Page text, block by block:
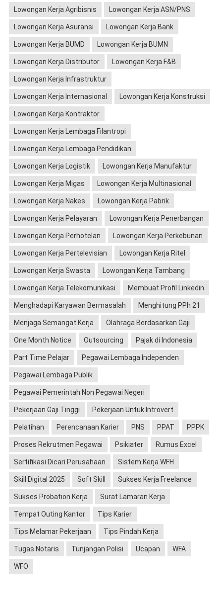
Lowongan Kerja Agribisnis Lowongan Kerja ASN/PNS
Lowongan Kerja Asuransi Lowongan Kerja Bank
Lowongan Kerja BUMD Lowongan Kerja BUMN
Lowongan Kerja Distributor Lowongan Kerja F&B
Lowongan Kerja Infrastruktur
Lowongan Kerja Internasional Lowongan Kerja Konstruksi
Lowongan Kerja Kontraktor
Lowongan Kerja Lembaga Filantropi
Lowongan Kerja Lembaga Pendidikan
Lowongan Kerja Logistik Lowongan Kerja Manufaktur
Lowongan Kerja Migas Lowongan Kerja Multinasional
Lowongan Kerja Nakes Lowongan Kerja Pabrik
Lowongan Kerja Pelayaran Lowongan Kerja Penerbangan
Lowongan Kerja Perhotelan Lowongan Kerja Perkebunan
Lowongan Kerja Pertelevisian Lowongan Kerja Ritel
Lowongan Kerja Swasta Lowongan Kerja Tambang
Lowongan Kerja Telekomunikasi Membuat Profil Linkedin
Menghadapi Karyawan Bermasalah Menghitung PPh 21
Menjaga Semangat Kerja Olahraga Berdasarkan Gaji
One Month Notice Outsourcing Pajak di Indonesia
Part Time Pelajar Pegawai Lembaga Independen
Pegawai Lembaga Publik
Pegawai Pemerintah Non Pegawai Negeri
Pekerjaan Gaji Tinggi Pekerjaan Untuk Introvert
Pelatihan Perencanaan Karier PNS PPAT PPPK
Proses Rekrutmen Pegawai Psikiater Rumus Excel
Sertifikasi Dicari Perusahaan Sistem Kerja WFH
Skill Digital 2025 Soft Skill Sukses Kerja Freelance
Sukses Probation Kerja Surat Lamaran Kerja
Tempat Outing Kantor Tips Karier
Tips Melamar Pekerjaan Tips Pindah Kerja
Tugas Notaris Tunjangan Polisi Ucapan WFA
WFO